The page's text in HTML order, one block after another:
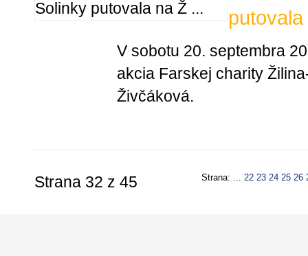
V sobotu 20. septembra
akcia Farskej charity
Živčáková.
Strana: ... 22 23 24 25 26
Strana 32 z 45